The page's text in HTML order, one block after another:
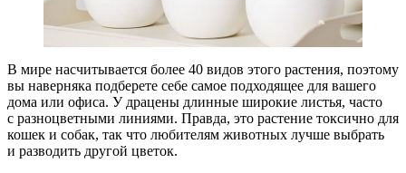
В мире насчитывается более 40 видов этого растения, поэтому
вы наверняка подберете себе самое подходящее для вашего
дома или офиса. У драцены длинные широкие листья, часто
с разноцветными линиями. Правда, это растение токсично для
кошек и собак, так что любителям животных лучше выбрать
и разводить другой цветок.